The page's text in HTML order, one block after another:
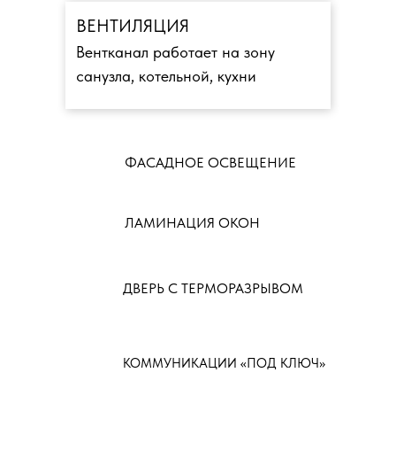
Вентканал работает на зону
санузла, котельной, кухни
ВЕНТИЛЯЦИЯ
КОММУНИКАЦИИ «ПОД КЛЮЧ»
ДВЕРЬ С ТЕРМОРАЗРЫВОМ
ЛАМИНАЦИЯ ОКОН
ФАСАДНОЕ ОСВЕЩЕНИЕ